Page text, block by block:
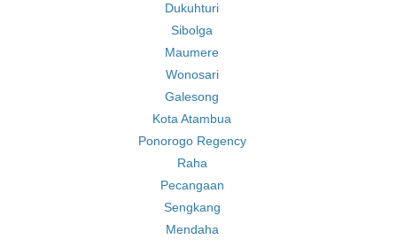
Dukuhturi
Sibolga
Maumere
Wonosari
Galesong
Kota Atambua
Ponorogo Regency
Raha
Pecangaan
Sengkang
Mendaha